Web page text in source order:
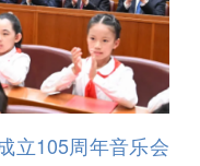
立105周年音乐会